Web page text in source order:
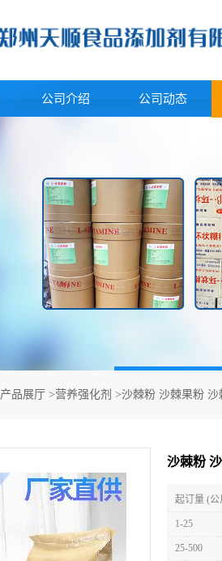
公司介绍 公司动态
产品展厅 >营养强化剂 >沙棘粉 沙棘果粉 沙
沙棘粉
起订量 (公
1-25
25-500